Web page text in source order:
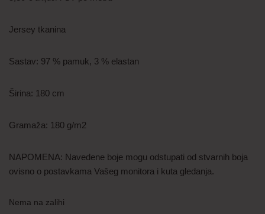
Jersey tkanina
Sastav: 97 % pamuk, 3 % elastan
Širina: 180 cm
Gramaža: 180 g/m2
NAPOMENA: Navedene boje mogu odstupati od stvarnih boja
ovisno o postavkama Vašeg monitora i kuta gledanja.
Nema na zalihi